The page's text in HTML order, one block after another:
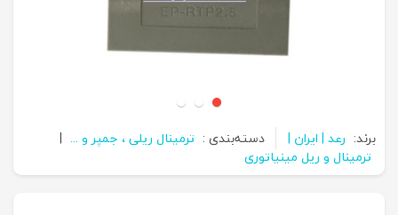
برند: رعد | ایران | دسته‌بندی : ترمینال ریلی ، جمپر و ... |
ترمینال و ریل مینیاتوری